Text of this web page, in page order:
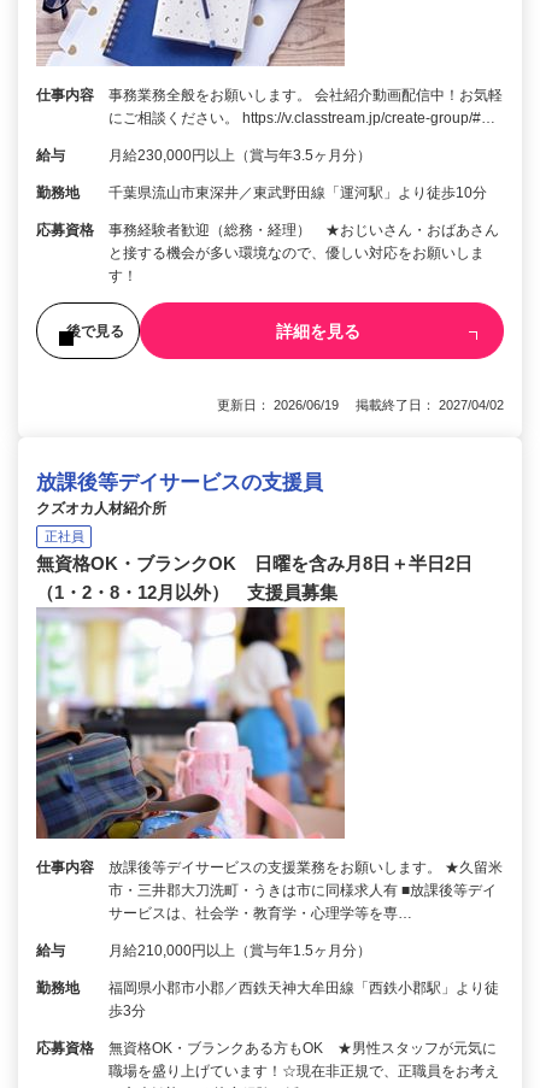
仕事内容
事務業務全般をお願いします。 会社紹介動画配信中！お気軽
にご相談ください。 https://v.classtream.jp/create-group/#…
給与 月給230,000円以上（賞与年3.5ヶ月分）
勤務地 千葉県流山市東深井／東武野田線「運河駅」より徒歩10分
応募資格
事務経験者歓迎（総務・経理） ★おじいさん・おばあさん
と接する機会が多い環境なので、優しい対応をお願いしま
す！
後で見る 詳細を見る
更新日： 2026/06/19 掲載終了日： 2027/04/02
放課後等デイサービスの支援員
クズオカ人材紹介所
正社員
無資格OK・ブランクOK 日曜を含み月8日＋半日2日
（1・2・8・12月以外） 支援員募集
仕事内容
放課後等デイサービスの支援業務をお願いします。 ★久留米
市・三井郡大刀洗町・うきは市に同様求人有 ■放課後等デイ
サービスは、社会学・教育学・心理学等を専…
給与 月給210,000円以上（賞与年1.5ヶ月分）
勤務地
福岡県小郡市小郡／西鉄天神大牟田線「西鉄小郡駅」より徒
歩3分
応募資格
無資格OK・ブランクある方もOK ★男性スタッフが元気に
職場を盛り上げています！☆現在非正規で、正職員をお考え